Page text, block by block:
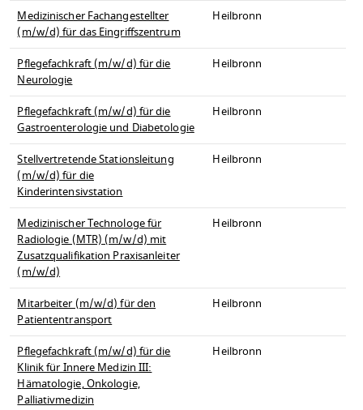
Medizinischer Fachangestellter
(m/w/d) für das Eingriffszentrum
Heilbronn
Pflegefachkraft (m/w/d) für die
Neurologie
Heilbronn
Pflegefachkraft (m/w/d) für die
Gastroenterologie und Diabetologie
Heilbronn
Stellvertretende Stationsleitung
(m/w/d) für die
Kinderintensivstation
Heilbronn
Medizinischer Technologe für
Radiologie (MTR) (m/w/d) mit
Zusatzqualifikation Praxisanleiter
(m/w/d)
Heilbronn
Mitarbeiter (m/w/d) für den
Patiententransport
Heilbronn
Pflegefachkraft (m/w/d) für die
Klinik für Innere Medizin III:
Hämatologie, Onkologie,
Palliativmedizin
Heilbronn